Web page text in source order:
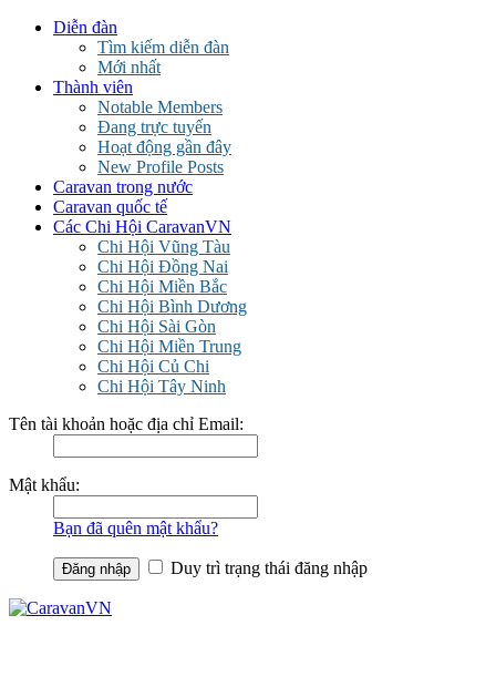
Diễn đàn
Tìm kiếm diễn đàn
Mới nhất
Thành viên
Notable Members
Đang trực tuyến
Hoạt động gần đây
New Profile Posts
Caravan trong nước
Caravan quốc tế
Các Chi Hội CaravanVN
Chi Hội Vũng Tàu
Chi Hội Đồng Nai
Chi Hội Miền Bắc
Chi Hội Bình Dương
Chi Hội Sài Gòn
Chi Hội Miền Trung
Chi Hội Củ Chi
Chi Hội Tây Ninh
Tên tài khoản hoặc địa chỉ Email:
Mật khẩu:
Bạn đã quên mật khẩu?
Duy trì trạng thái đăng nhập